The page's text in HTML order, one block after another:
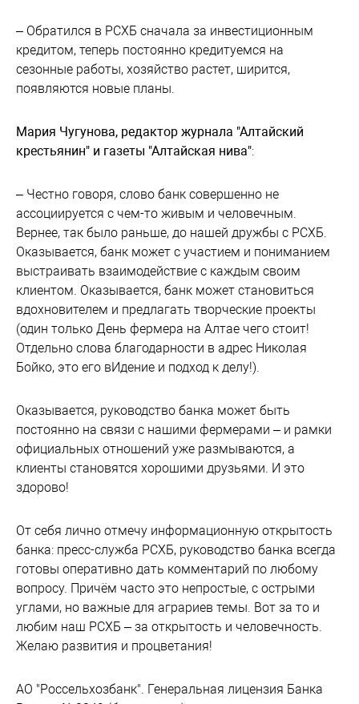
– Обратился в РСХБ сначала за инвестиционным
кредитом, теперь постоянно кредитуемся на
сезонные работы, хозяйство растет, ширится,
появляются новые планы.
Мария Чугунова, редактор журнала "Алтайский
крестьянин" и газеты "Алтайская нива":
– Честно говоря, слово банк совершенно не
ассоциируется с чем-то живым и человечным.
Вернее, так было раньше, до нашей дружбы с РСХБ.
Оказывается, банк может с участием и пониманием
выстраивать взаимодействие с каждым своим
клиентом. Оказывается, банк может становиться
вдохновителем и предлагать творческие проекты
(один только День фермера на Алтае чего стоит!
Отдельно слова благодарности в адрес Николая
Бойко, это его вИдение и подход к делу!).
Оказывается, руководство банка может быть
постоянно на связи с нашими фермерами – и рамки
официальных отношений уже размываются, а
клиенты становятся хорошими друзьями. И это
здорово!
От себя лично отмечу информационную открытость
банка: пресс-служба РСХБ, руководство банка всегда
готовы оперативно дать комментарий по любому
вопросу. Причём часто это непростые, с острыми
углами, но важные для аграриев темы. Вот за то и
любим наш РСХБ – за открытость и человечность.
Желаю развития и процветания!
АО "Россельхозбанк". Генеральная лицензия Банка